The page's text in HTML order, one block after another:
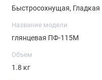
Быстросохнущая, Гладкая
Название модели
глянцевая ПФ-115М
Объем
1.8 кг